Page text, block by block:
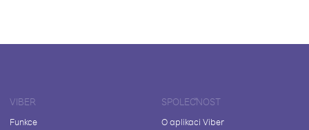
VIBER
Funkce
SPOLEČNOST
O aplikaci Viber